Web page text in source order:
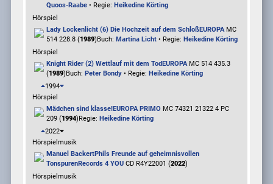
Quoos-Raabe• Regie: Heikedine Körting
Hörspiel
Lady Lockenlicht (6) Die Hochzeit auf dem SchloßEUROPAMC
514 228.8 (1989)Buch: Martina Licht• Regie: Heikedine Körting
Hörspiel
Knight Rider (2) Wettlauf mit dem TodEUROPAMC 514 435.3
(1989)Buch: Peter Bondy• Regie: Heikedine Körting
1994
Hörspiel
Mädchen sind klasse!EUROPA PRIMO MC 74321 21322 4 PC
209 (1994)Regie: Heikedine Körting
2022
Hörspielmusik
Manuel BackertPhils Freunde auf geheimnisvollen
TonspurenRecords 4 YOUCD R4Y22001 (2022)
Hörspielmusik